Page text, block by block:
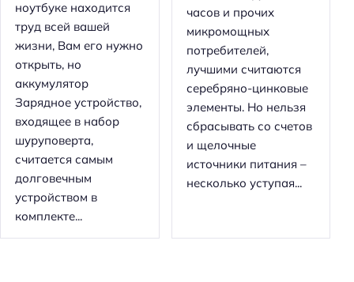
ноутбуке находится
труд всей вашей
жизни, Вам его нужно
открыть, но
аккумулятор
Зарядное устройство,
входящее в набор
шуруповерта,
считается самым
долговечным
устройством в
комплекте...
часов и прочих
микромощных
потребителей,
лучшими считаются
серебряно-цинковые
элементы. Но нельзя
сбрасывать со счетов
и щелочные
источники питания –
несколько уступая...